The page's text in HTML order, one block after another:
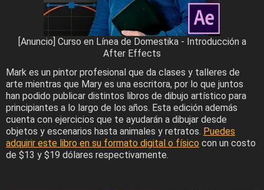
[Anuncio] Curso en Línea de Domestika - Introducción a
After Effects
Mark es un pintor profesional que da clases y talleres de
arte mientras que Mary es una escritora, por lo que juntos
han podido publicar distintos libros de dibujo artístico para
principiantes a lo largo de los años. Esta edición además
cuenta con ejercicios que te ayudarán a dibujar desde
objetos y escenarios hasta animales y retratos. Puedes
adquirir este libro en su formato digital o físico con un costo
de $13 y $19 dólares respectivamente.